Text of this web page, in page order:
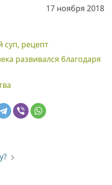
17 ноября 2018
рецепт
развивался благодаря